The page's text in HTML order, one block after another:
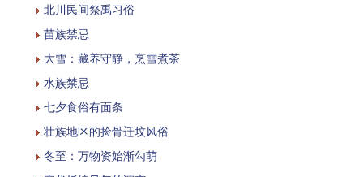
北川民间祭禹习俗
苗族禁忌
大雪：藏养守静，烹雪煮茶
水族禁忌
七夕食俗有面条
壮族地区的捡骨迁坟风俗
冬至：万物资始渐勾萌